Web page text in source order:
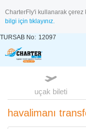
CharterFly'i kullanarak çerez
bilgi için tıklayınız.
TURSAB No: 12097
uçak bileti
havalimanı